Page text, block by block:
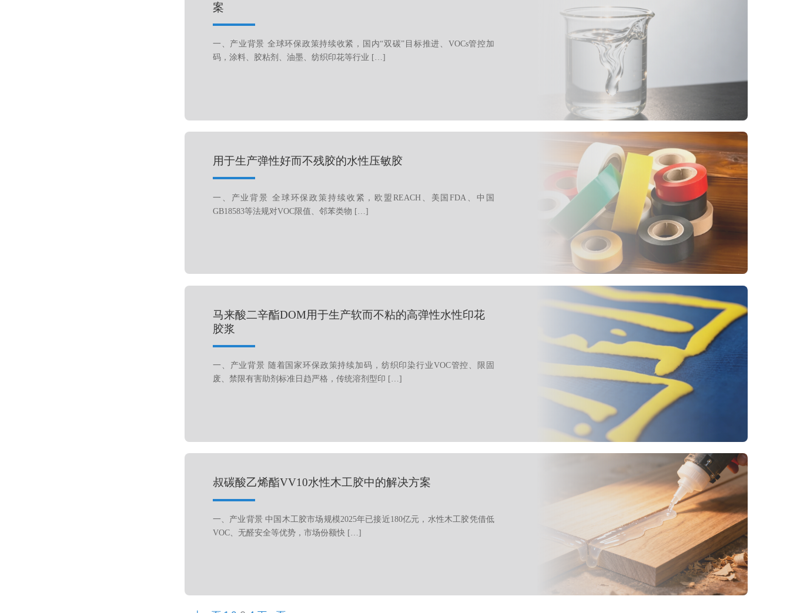
案
一、产业背景 全球环保政策持续收紧，国内“双碳”目标推进、VOCs管控加
码，涂料、胶粘剂、油墨、纺织印花等行业 […]
用于生产弹性好而不残胶的水性压敏胶
一、产业背景 全球环保政策持续收紧，欧盟REACH、美国FDA、中国
GB18583等法规对VOC限值、邻苯类物 […]
马来酸二辛酯DOM用于生产软而不粘的高弹性水性印花
胶浆
一、产业背景 随着国家环保政策持续加码，纺织印染行业VOC管控、限固
废、禁限有害助剂标准日趋严格，传统溶剂型印 […]
叔碳酸乙烯酯VV10水性木工胶中的解决方案
一、产业背景 中国木工胶市场规模2025年已接近180亿元，水性木工胶凭借低
VOC、无醛安全等优势，市场份额快 […]